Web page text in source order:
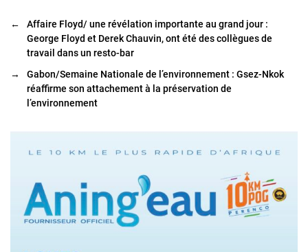
←
Affaire Floyd/ une révélation importante au grand jour :
George Floyd et Derek Chauvin, ont été des collègues de
travail dans un resto-bar
→
Gabon/Semaine Nationale de l’environnement : Gsez-Nkok
réaffirme son attachement à la préservation de
l’environnement